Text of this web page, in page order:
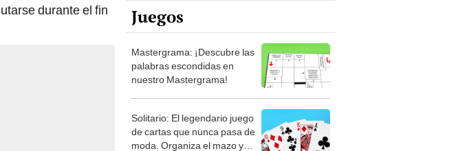
durante el fin
Juegos
Mastergrama: ¡Descubre las
palabras escondidas en
nuestro Mastergrama!
Solitario: El legendario juego
de cartas que nunca pasa de
moda. Organiza el mazo y